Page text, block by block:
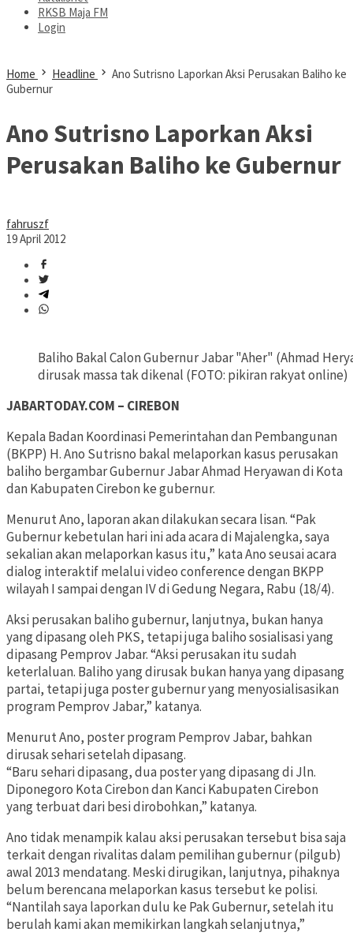
RKSB Maja FM
Login
Home Headline
Ano Sutrisno Laporkan Aksi Perusakan Baliho ke
Gubernur
Ano Sutrisno Laporkan Aksi
Perusakan Baliho ke Gubernur
fahruszf
19 April 2012
Baliho Bakal Calon Gubernur Jabar "Aher" (Ahmad
dirusak massa tak dikenal (FOTO: pikiran rakyat online)
JABARTODAY.COM – CIREBON
Kepala Badan Koordinasi Pemerintahan dan Pembangunan
(BKPP) H. Ano Sutrisno bakal melaporkan kasus perusakan
baliho bergambar Gubernur Jabar Ahmad Heryawan di Kota
dan Kabupaten Cirebon ke gubernur.
Menurut Ano, laporan akan dilakukan secara lisan. “Pak
Gubernur kebetulan hari ini ada acara di Majalengka, saya
sekalian akan melaporkan kasus itu,” kata Ano seusai acara
dialog interaktif melalui video conference dengan BKPP
wilayah I sampai dengan IV di Gedung Negara, Rabu (18/4).
Aksi perusakan baliho gubernur, lanjutnya, bukan hanya
yang dipasang oleh PKS, tetapi juga baliho sosialisasi yang
dipasang Pemprov Jabar. “Aksi perusakan itu sudah
keterlaluan. Baliho yang dirusak bukan hanya yang dipasang
partai, tetapi juga poster gubernur yang menyosialisasikan
program Pemprov Jabar,” katanya.
Menurut Ano, poster program Pemprov Jabar, bahkan
dirusak sehari setelah dipasang.
“Baru sehari dipasang, dua poster yang dipasang di Jln.
Diponegoro Kota Cirebon dan Kanci Kabupaten Cirebon
yang terbuat dari besi dirobohkan,” katanya.
Ano tidak menampik kalau aksi perusakan tersebut bisa saja
terkait dengan rivalitas dalam pemilihan gubernur (pilgub)
awal 2013 mendatang. Meski dirugikan, lanjutnya, pihaknya
belum berencana melaporkan kasus tersebut ke polisi.
“Nantilah saya laporkan dulu ke Pak Gubernur, setelah itu
berulah kami akan memikirkan langkah selanjutnya,”